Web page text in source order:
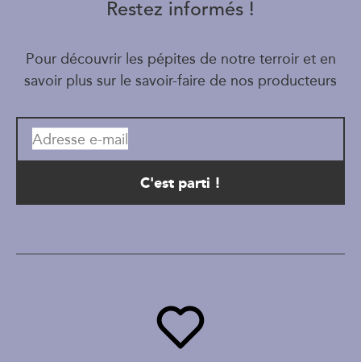
Restez informés !
Pour découvrir les pépites de notre terroir et en
savoir plus sur le savoir-faire de nos producteurs
Adresse e-mail